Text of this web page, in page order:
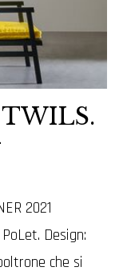
2021
Design:
che si